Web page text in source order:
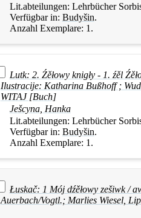
Lit.abteilungen: Lehrbücher
Verfügbar in: Budyšin.
Anzahl Exemplare: 1.
Lutk: 2. Źěłowy knigły - 1. źěl
Ilustracije: Katharina Bußhoff ;
WITAJ [Buch]
Ješcyna, Hanka
Lit.abteilungen: Lehrbücher
Verfügbar in: Budyšin.
Anzahl Exemplare: 1.
Łuskač: 1 Mój dźěłowy zešiwk /
Auerbach/Vogtl.; Marlies Wiesel,